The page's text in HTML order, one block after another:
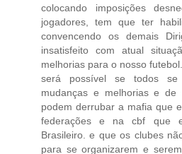
colocando imposições
jogadores, tem que ter
convencendo os demais
insatisfeito com atual
melhorias para o nosso
será possível se todos
mudanças e melhorias e
podem derrubar a mafia que
federações e na cbf que
Brasileiro. e que os clubes
para se organizarem e